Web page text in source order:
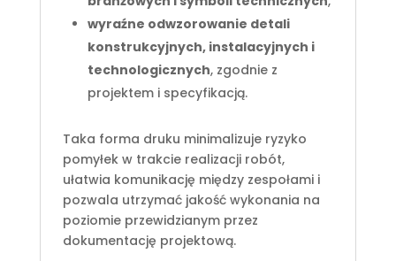
wyraźne odwzorowanie detali
konstrukcyjnych, instalacyjnych i
technologicznych, zgodnie z
projektem i specyfikacją.
Taka forma druku minimalizuje ryzyko
pomyłek w trakcie realizacji robót,
ułatwia komunikację między zespołami i
pozwala utrzymać jakość wykonania na
poziomie przewidzianym przez
dokumentację projektową.